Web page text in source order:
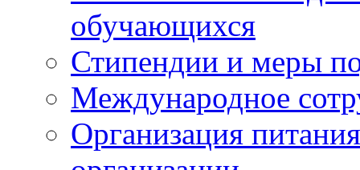
обучающихся
Стипендии и меры
Международное
Организация